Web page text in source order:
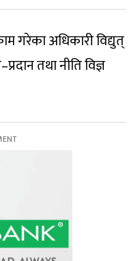
गरेका अधिकारी विद्युत्
तथा नीति विज्ञ